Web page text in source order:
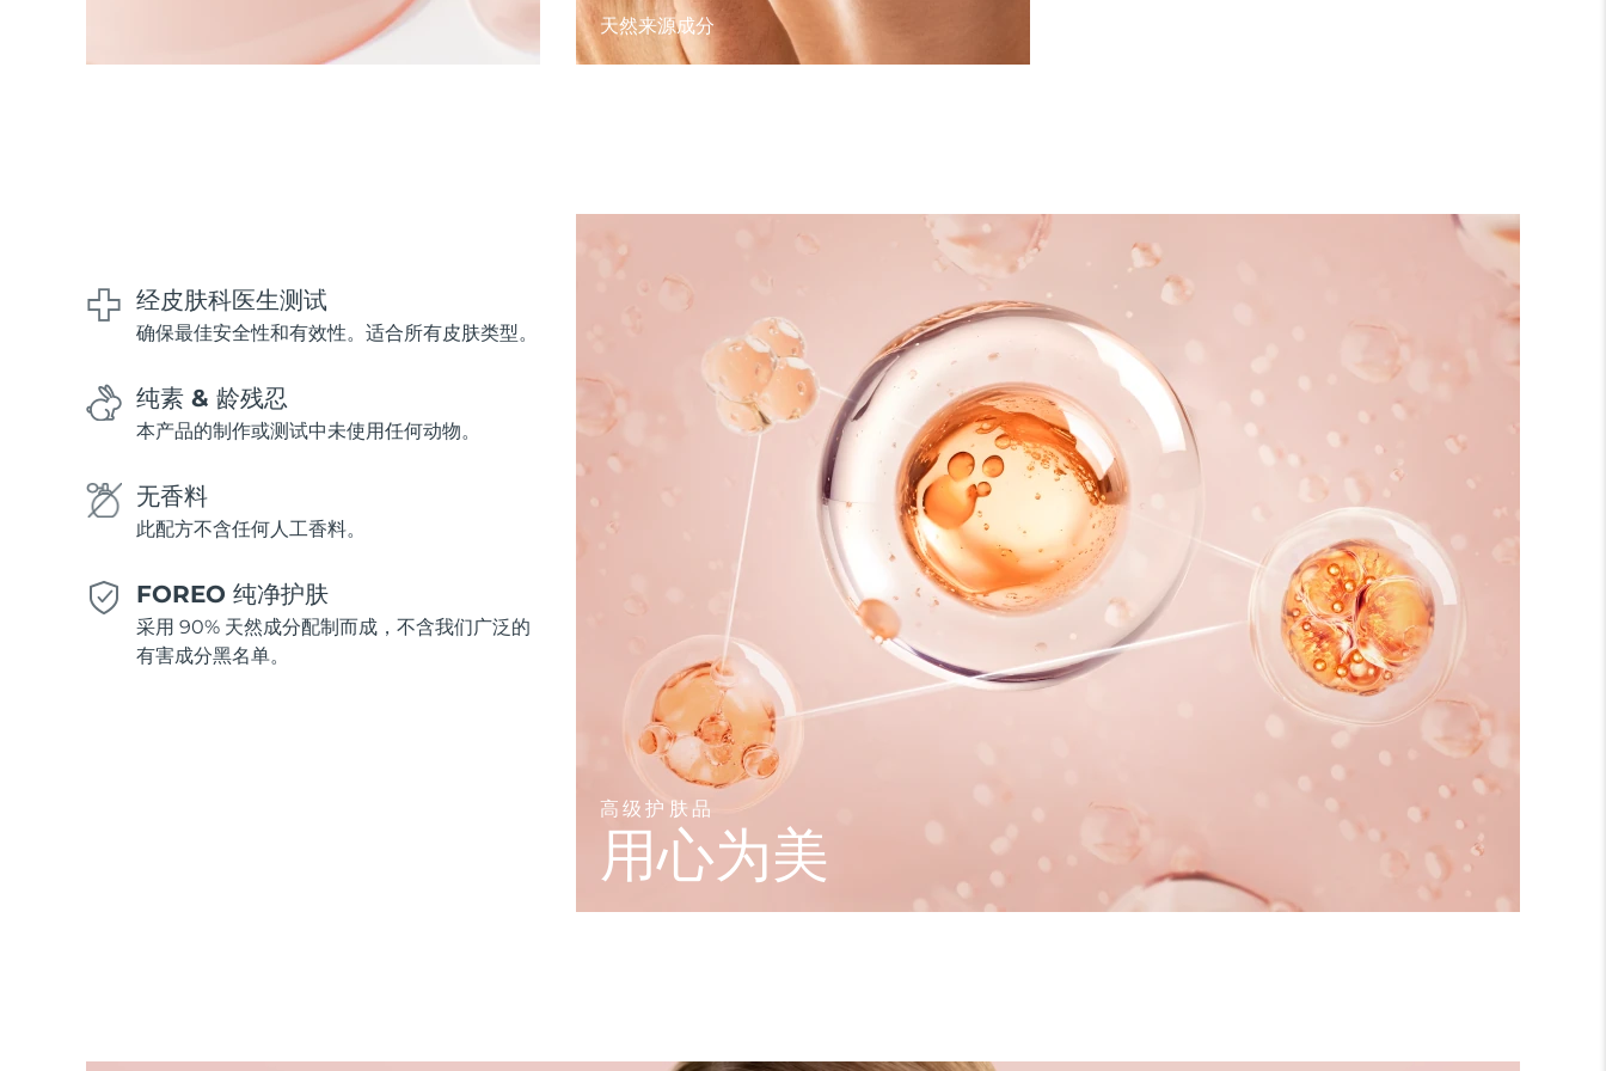
天然来源成分
高级护肤品
用心为美
经皮肤科医生测试
确保最佳安全性和有效性。适合所有皮肤类型。
纯素 & 龄残忍
本产品的制作或测试中未使用任何动物。
无香料
此配方不含任何人工香料。
FOREO 纯净护肤
采用 90% 天然成分配制而成，不含我们广泛的
有害成分黑名单。